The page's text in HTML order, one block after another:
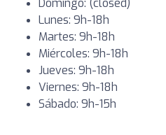
Domingo: (closed)
Lunes: 9h-18h
Martes: 9h-18h
Miércoles: 9h-18h
Jueves: 9h-18h
Viernes: 9h-18h
Sábado: 9h-15h